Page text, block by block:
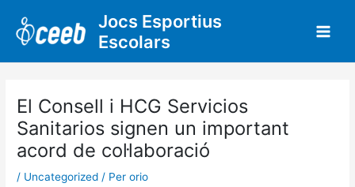
contingut
Jocs Esportius
Escolars
El Consell i HCG Servicios
Sanitarios signen un important
acord de col·laboració
/ Uncategorized / Per orio